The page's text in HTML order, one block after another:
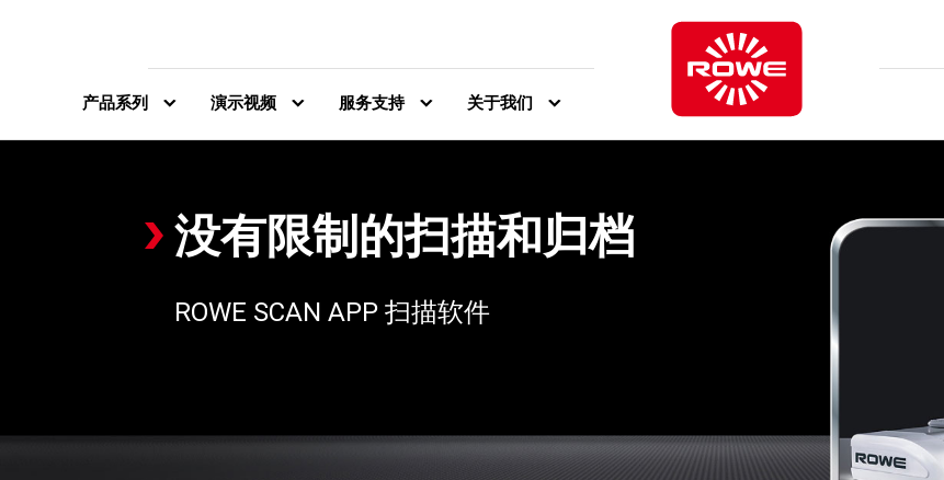
产品系列 演示视频 服务支持 关于我们
没有限制的扫描和归档
ROWE SCAN APP 扫描软件